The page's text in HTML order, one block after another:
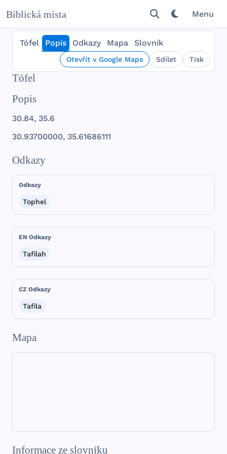
Biblická místa Menu
Tófel Popis Odkazy Mapa Slovník
Otevřít v Google Maps Sdílet Tisk
Tófel
Popis
30.84, 35.6
30.93700000, 35.61686111
Odkazy
Odkazy
Tophel
EN Odkazy
Tafilah
CZ Odkazy
Tafila
Mapa
Informace ze slovníku